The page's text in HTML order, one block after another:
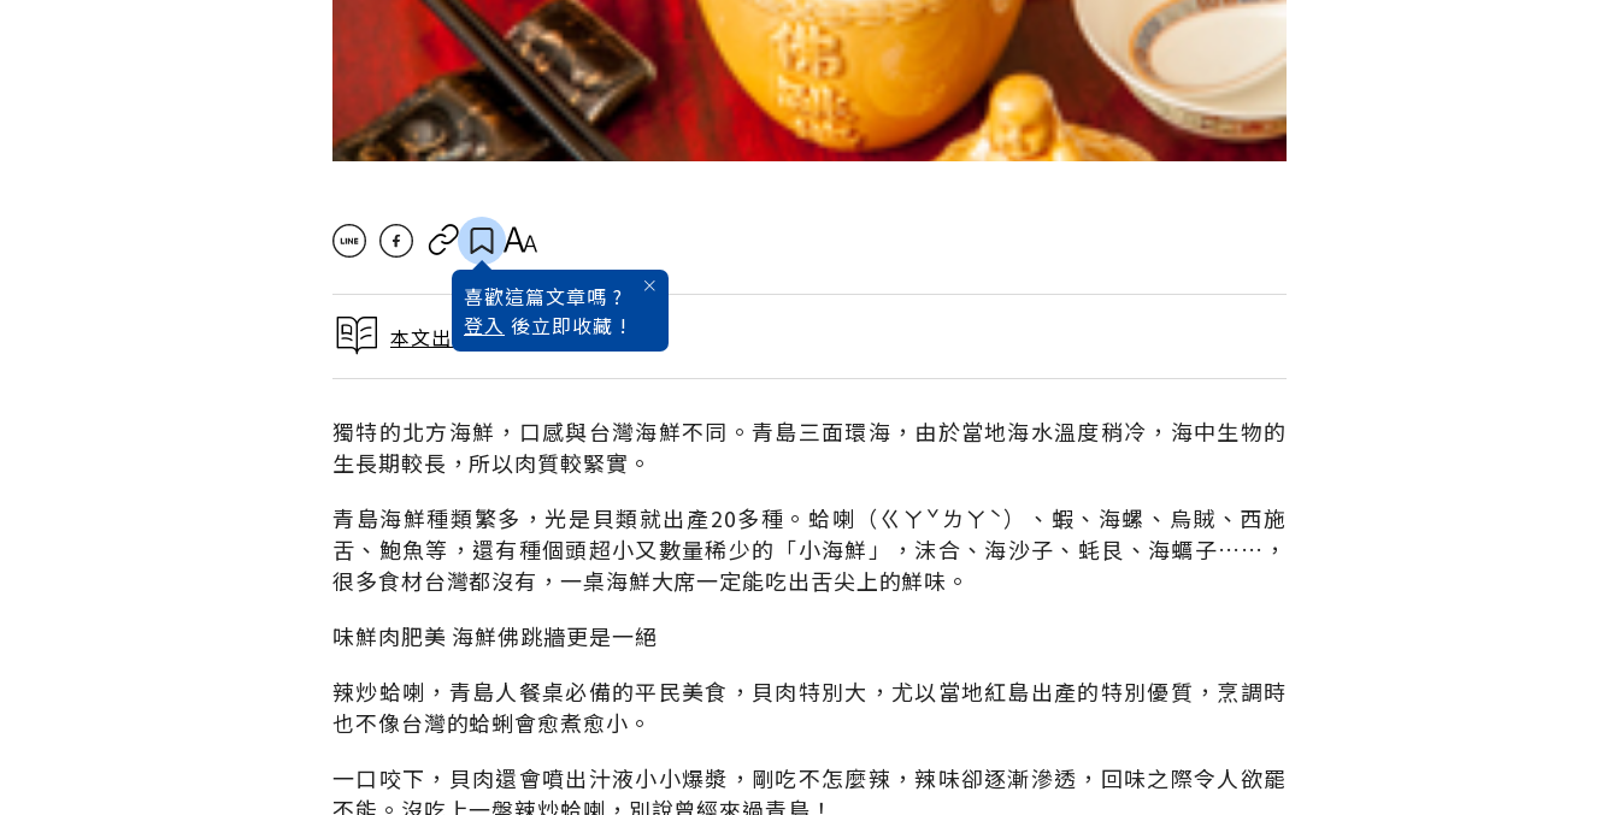
喜歡這篇文章嗎 ?
登入 後立即收藏 !
本文出自青島世園會樂活遊
獨特的北方海鮮，口感與台灣海鮮不同。青島三面環海，由於當地海水溫度稍冷，海中生物的
生長期較長，所以肉質較緊實。
青島海鮮種類繁多，光是貝類就出產20多種。蛤喇（ㄍㄚˇㄌㄚˋ）、蝦、海螺、烏賊、西施
舌、鮑魚等，還有種個頭超小又數量稀少的「小海鮮」，沫合、海沙子、蚝艮、海蠣子……，
很多食材台灣都沒有，一桌海鮮大席一定能吃出舌尖上的鮮味。
味鮮肉肥美 海鮮佛跳牆更是一絕
辣炒蛤喇，青島人餐桌必備的平民美食，貝肉特別大，尤以當地紅島出產的特別優質，烹調時
也不像台灣的蛤蜊會愈煮愈小。
一口咬下，貝肉還會噴出汁液小小爆漿，剛吃不怎麼辣，辣味卻逐漸滲透，回味之際令人欲罷